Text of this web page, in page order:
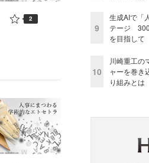
2
9
生成AIで「
テージ
を目指して
10
川崎重工
ャーを巻き
り組みとは